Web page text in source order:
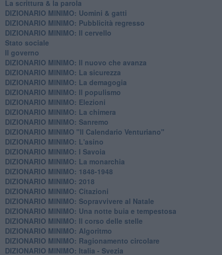
La scrittura & la parola
​DIZIONARIO MINIMO: Uomini & gatti
DIZIONARIO MINIMO: ​Pubblicità regresso
DIZIONARIO MINIMO: Il cervello
Stato sociale
Il governo
DIZIONARIO MINIMO: Il nuovo che avanza
DIZIONARIO MINIMO: La sicurezza
DIZIONARIO MINIMO: La demagogia
DIZIONARIO MINIMO: Il populismo
DIZIONARIO MINIMO: Elezioni
DIZIONARIO MINIMO: La chimera
DIZIONARIO MINIMO: Sanremo
DIZIONARIO MINIMO "Il Calendario Venturiano"
DIZIONARIO MINIMO: L'asino
DIZIONARIO MINIMO: I Savoia
DIZIONARIO MINIMO: La monarchia
DIZIONARIO MINIMO: 1848-1948
DIZIONARIO MINIMO: 2018
DIZIONARIO MINIMO: Citazioni
DIZIONARIO MINIMO: ​Sopravvivere al Natale
DIZIONARIO MINIMO: ​Una notte buia e tempestosa
DIZIONARIO MINIMO: Il corso delle stelle
DIZIONARIO MINIMO: Algoritmo
DIZIONARIO MINIMO: Ragionamento circolare
DIZIONARIO MINIMO: Italia - Svezia